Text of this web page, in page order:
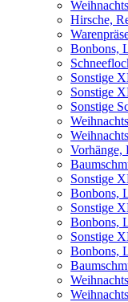
Hirsche,
Bonbons,
Sonstige
Sonstige
Sonstige
Vorhänge,
Sonstige
Bonbons,
Sonstige
Bonbons,
Sonstige
Bonbons,